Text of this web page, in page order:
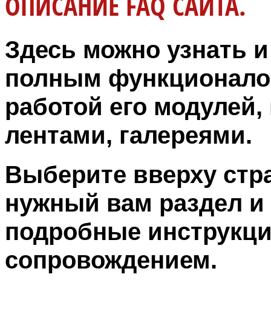
Здесь можно узнать
полным
работой его
лентами, галереями.
Выберите вверху
нужный вам раздел и
подробные
сопровождением.